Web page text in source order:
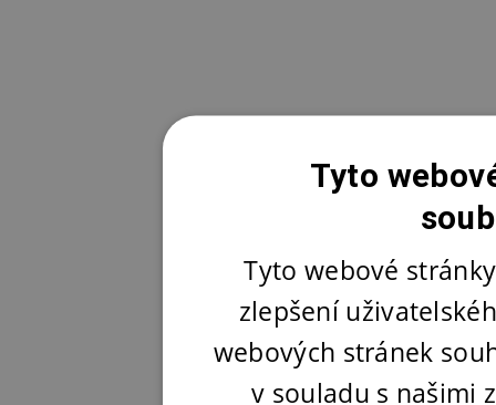
Tyto
Tyto webové
zlepšení
webových stránek
v souladu s našimi